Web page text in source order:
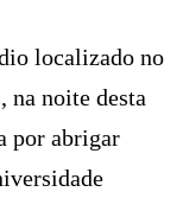
localizado no
na noite desta
por abrigar